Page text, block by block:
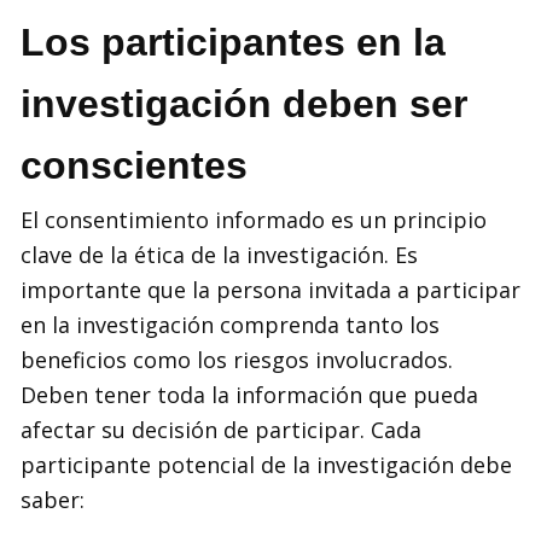
Los participantes en la
investigación deben ser
conscientes
El consentimiento informado es un principio
clave de la ética de la investigación. Es
importante que la persona invitada a participar
en la investigación comprenda tanto los
beneficios como los riesgos involucrados.
Deben tener toda la información que pueda
afectar su decisión de participar. Cada
participante potencial de la investigación debe
saber: